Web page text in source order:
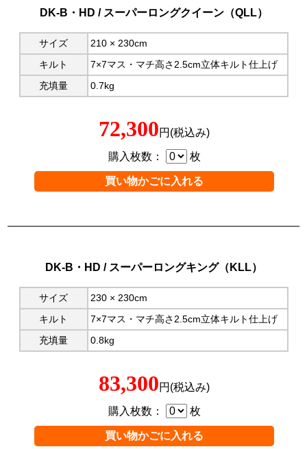
DK-B・HD / スーパーロングクイーン（QLL）
サイズ
210 × 230cm
キルト
7×7マス・マチ高さ2.5cm立体キルト仕上げ
充填量
0.7kg
72,300円(税込み)
購入枚数： 枚
DK-B・HD / スーパーロングキング（KLL）
サイズ
230 × 230cm
キルト
7×7マス・マチ高さ2.5cm立体キルト仕上げ
充填量
0.8kg
83,300円(税込み)
購入枚数： 枚